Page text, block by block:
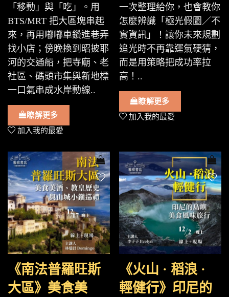
「移動」與「吃」。用
BTS/MRT 把大區塊串起
來，再用嘟嘟車鑽進巷弄
找小店；傍晚換到昭披耶
河的交通船，把寺廟、老
社區、碼頭市集與新地標
一口氣串成水岸動線..
瞭解更多
加入我的最愛
一次整理給你，也會教你
怎麼辨識「極光假圖／不
實資訊」！讓你未來規劃
追光時不再靠運氣硬猜，
而是用策略把成功率拉
高！..
瞭解更多
加入我的最愛
《南法普羅旺斯
大區》美食美
《火山 · 稻浪 ·
輕健行》印尼的